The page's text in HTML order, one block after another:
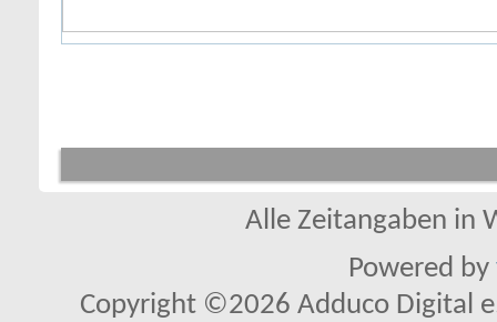
Alle Zeitangaben in
Powered by
Copyright ©2026 Adduco Digital